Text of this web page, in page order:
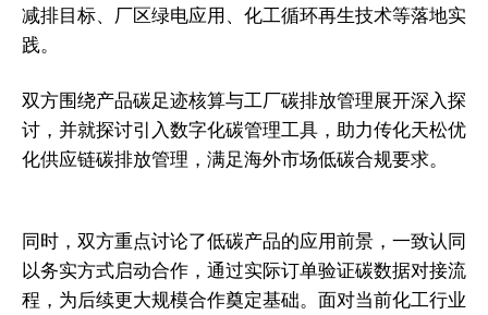
减排目标、厂区绿电应用、化工循环再生技术等落地实
践。
双方围绕产品碳足迹核算与工厂碳排放管理展开深入探
讨，并就探讨引入数字化碳管理工具，助力传化天松优
化供应链碳排放管理，满足海外市场低碳合规要求。
同时，双方重点讨论了低碳产品的应用前景，一致认同
以务实方式启动合作，通过实际订单验证碳数据对接流
程，为后续更大规模合作奠定基础。面对当前化工行业